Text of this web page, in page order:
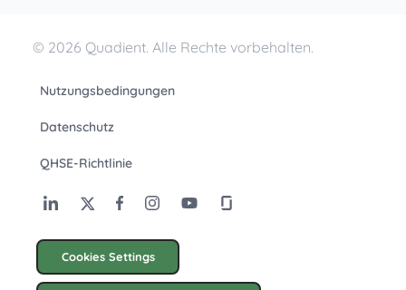
© 2026 Quadient. Alle Rechte vorbehalten.
Nutzungsbedingungen
Datenschutz
QHSE-Richtlinie
Cookies Settings